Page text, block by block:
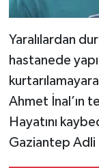
Yaralılardan
hastanede
Ahmet İnal’ın
Hayatını
Gaziantep Adli